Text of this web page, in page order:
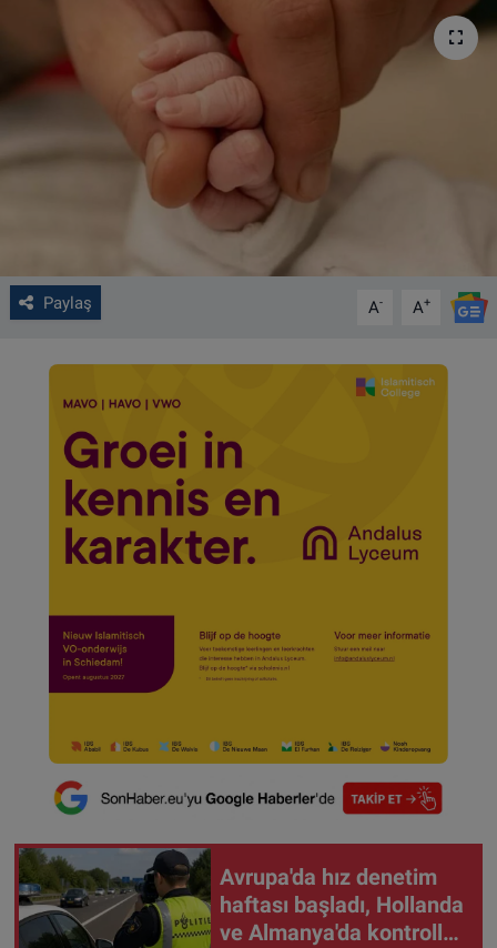
Paylaş A- A+
Avrupa'da hız denetim
haftası başladı, Hollanda
ve Almanya'da kontroller
VIDEO GALERİ
ALGEMENE VOORWAARDEN
CONTACT
Çerez Politikası